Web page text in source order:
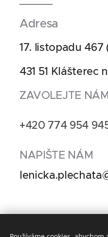
Adresa
17. listopadu
431 51 Klášterec
ZAVOLEJTE NÁM
+420 774 954
NAPIŠTE NÁM